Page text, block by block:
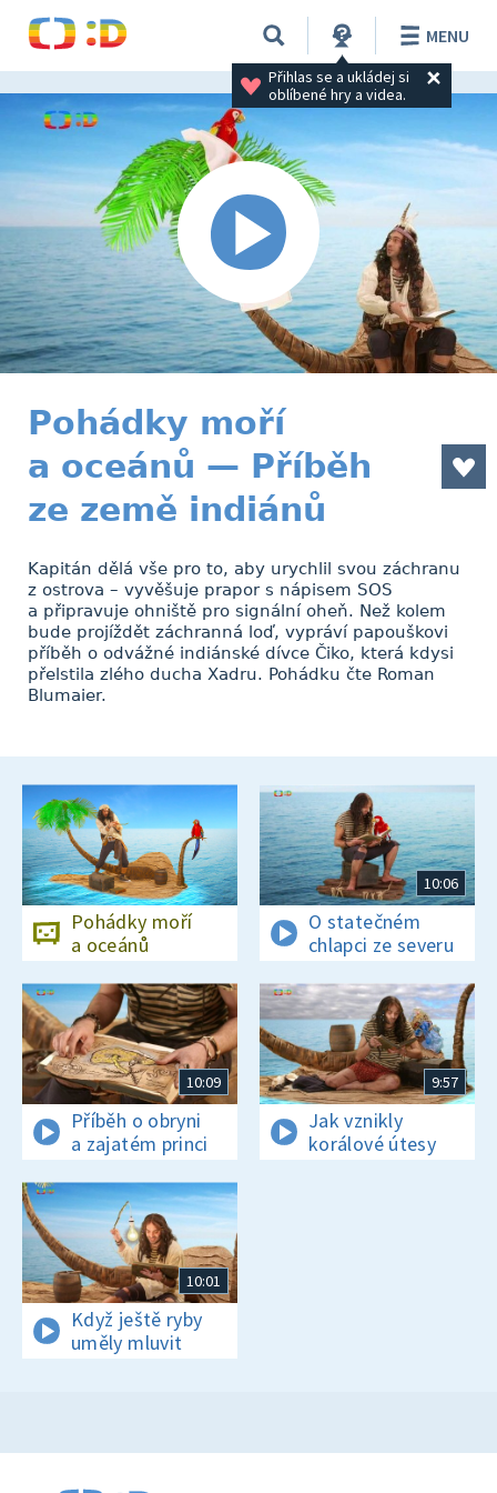
Přihlas se a ukládej si
oblíbené hry a videa.
MENU
Pohádky moří
a oceánů — Příběh
ze země indiánů
Kapitán dělá vše pro to, aby urychlil svou záchranu
z ostrova – vyvěšuje prapor s nápisem SOS
a připravuje ohniště pro signální oheň. Než kolem
bude projíždět záchranná loď, vypráví papouškovi
příběh o odvážné indiánské dívce Čiko, která kdysi
přelstila zlého ducha Xadru. Pohádku čte Roman
Blumaier.
Pohádky moří
a oceánů
10:06
O statečném
chlapci ze severu
10:09
Příběh o obryni
a zajatém princi
9:57
Jak vznikly
korálové útesy
10:01
Když ještě ryby
uměly mluvit